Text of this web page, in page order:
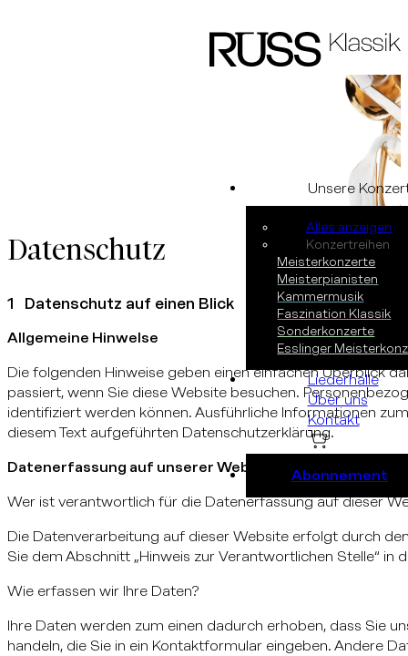
Unsere
Alles anzeigen
Konzertreihen
Meisterkonzerte
Meisterpianisten
Kammermusik
Faszination Klassik
Sonderkonzerte
Esslinger
Liederhalle
Über uns
Kontakt
Abonnement
Datenschutz
Ebene 2 Platzhalter
Ebene 3 Platzhalter
Ebene 4 Platzhalter
1 Datenschutz auf einen Blick
Allgemeine Hinwelse
Die folgenden Hinweise geben einen einfachen Überblick
passiert, wenn Sie diese Website besuchen.
identifiziert werden können. Ausführliche Informationen
diesem Text aufgeführten Datenschutzerklärung.
Datenerfassung auf unserer Website
Wer ist verantwortlich für die Datenerfassung auf dieser
Die Datenverarbeitung auf dieser Website erfolgt durch
Sie dem Abschnitt „Hinweis zur Verantwortlichen Stelle“ in
Wie erfassen wir Ihre Daten?
Ihre Daten werden zum einen dadurch erhoben, dass Sie
handeln, die Sie in ein Kontaktformular eingeben. Andere